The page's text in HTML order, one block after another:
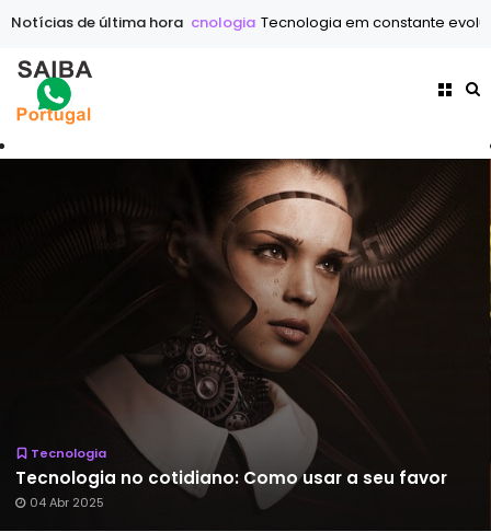
nunca Tecnologia Tecnologia em constante evolução: O
Notícias de última hora
A ascensão dos criadores de conteúdo: Como
transformar o Seu hobby em dinheiro
13 Fev 2026